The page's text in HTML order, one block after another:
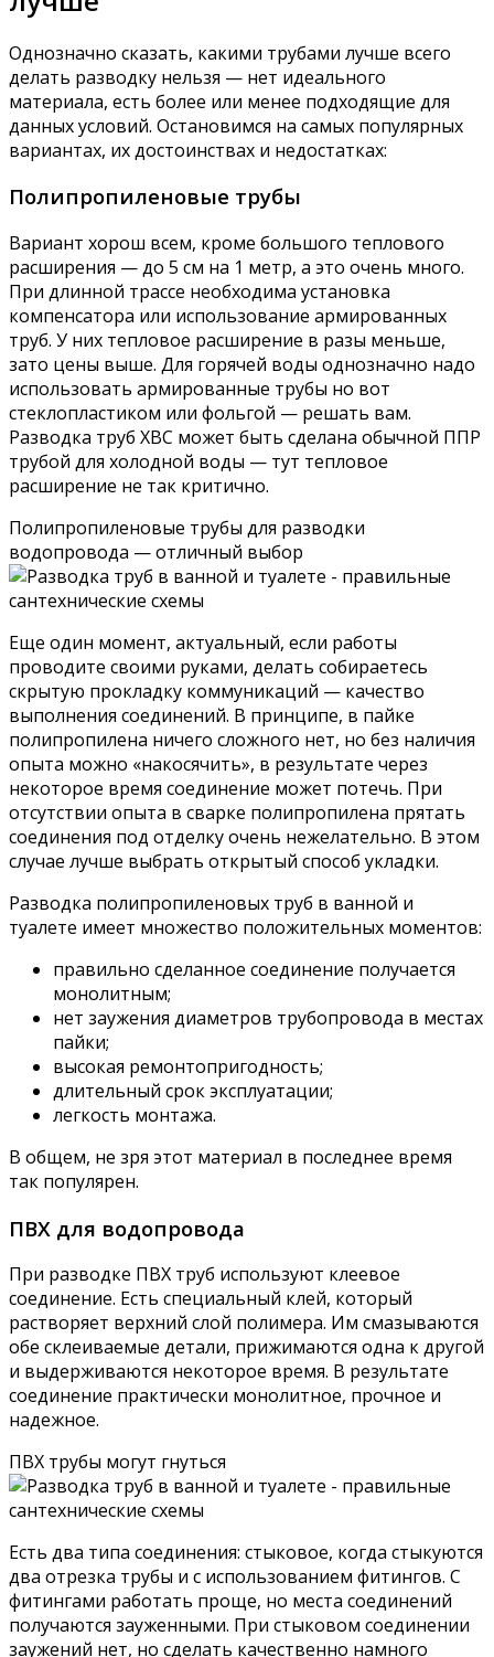
Однозначно сказать, какими трубами лучше всего
делать разводку нельзя — нет идеального
материала, есть более или менее подходящие для
данных условий. Остановимся на самых популярных
вариантах, их достоинствах и недостатках:
Полипропиленовые трубы
Вариант хорош всем, кроме большого теплового
расширения — до 5 см на 1 метр, а это очень много.
При длинной трассе необходима установка
компенсатора или использование армированных
труб. У них тепловое расширение в разы меньше,
зато цены выше. Для горячей воды однозначно надо
использовать армированные трубы но вот
стеклопластиком или фольгой — решать вам.
Разводка труб ХВС может быть сделана обычной ППР
трубой для холодной воды — тут тепловое
расширение не так критично.
Полипропиленовые трубы для разводки
водопровода — отличный выбор
Еще один момент, актуальный, если работы
проводите своими руками, делать собираетесь
скрытую прокладку коммуникаций — качество
выполнения соединений. В принципе, в пайке
полипропилена ничего сложного нет, но без наличия
опыта можно «накосячить», в результате через
некоторое время соединение может потечь. При
отсутствии опыта в сварке полипропилена прятать
соединения под отделку очень нежелательно. В этом
случае лучше выбрать открытый способ укладки.
Разводка полипропиленовых труб в ванной и
туалете имеет множество положительных моментов:
правильно сделанное соединение получается
монолитным;
нет заужения диаметров трубопровода в местах
пайки;
высокая ремонтопригодность;
длительный срок эксплуатации;
легкость монтажа.
В общем, не зря этот материал в последнее время
так популярен.
ПВХ для водопровода
При разводке ПВХ труб используют клеевое
соединение. Есть специальный клей, который
растворяет верхний слой полимера. Им смазываются
обе склеиваемые детали, прижимаются одна к другой
и выдерживаются некоторое время. В результате
соединение практически монолитное, прочное и
надежное.
ПВХ трубы могут гнуться
Есть два типа соединения: стыковое, когда стыкуются
два отрезка трубы и с использованием фитингов. С
фитингами работать проще, но места соединений
получаются зауженными. При стыковом соединении
заужений нет, но сделать качественно намного